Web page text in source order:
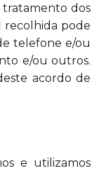
tratamento dos
recolhida pode
telefone e/ou
e/ou outros.
acordo de
e utilizamos